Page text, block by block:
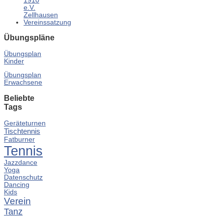
e.V.
Zellhausen
Vereinssatzung
Übungspläne
Übungsplan
Kinder
Übungsplan
Erwachsene
Beliebte
Tags
Geräteturnen
Tischtennis
Fatburner
Tennis
Jazzdance
Yoga
Datenschutz
Dancing
Kids
Verein
Tanz